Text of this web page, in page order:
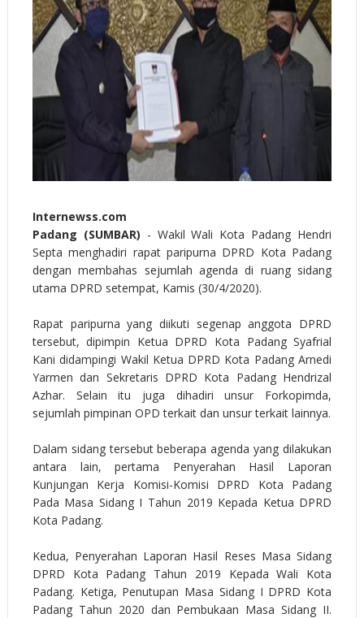
Internewss.com
Padang (SUMBAR) - Wakil Wali Kota Padang Hendri
Septa menghadiri rapat paripurna DPRD Kota Padang
dengan membahas sejumlah agenda di ruang sidang
utama DPRD setempat, Kamis (30/4/2020).
Rapat paripurna yang diikuti segenap anggota DPRD
tersebut, dipimpin Ketua DPRD Kota Padang Syafrial
Kani didampingi Wakil Ketua DPRD Kota Padang Arnedi
Yarmen dan Sekretaris DPRD Kota Padang Hendrizal
Azhar. Selain itu juga dihadiri unsur Forkopimda,
sejumlah pimpinan OPD terkait dan unsur terkait lainnya.
Dalam sidang tersebut beberapa agenda yang dilakukan
antara lain, pertama Penyerahan Hasil Laporan
Kunjungan Kerja Komisi-Komisi DPRD Kota Padang
Pada Masa Sidang I Tahun 2019 Kepada Ketua DPRD
Kota Padang.
Kedua, Penyerahan Laporan Hasil Reses Masa Sidang
DPRD Kota Padang Tahun 2019 Kepada Wali Kota
Padang. Ketiga, Penutupan Masa Sidang I DPRD Kota
Padang Tahun 2020 dan Pembukaan Masa Sidang II.